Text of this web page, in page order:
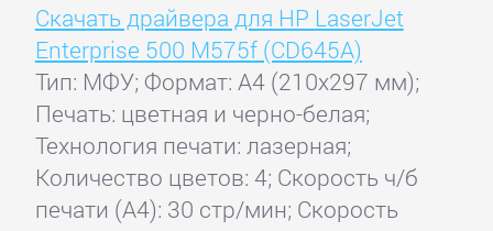
Скачать драйвера для HP LaserJet
Enterprise 500 M575f (CD645A)
Тип: МФУ; Формат: A4 (210x297 мм);
Печать: цветная и черно-белая;
Технология печати: лазерная;
Количество цветов: 4; Скорость ч/б
печати (А4): 30 стр/мин; Скорость